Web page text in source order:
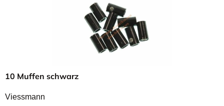
10 Muffen schwarz
Viessmann